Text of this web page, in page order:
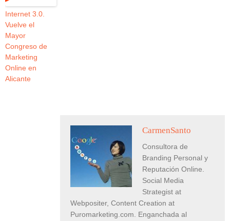
Internet 3.0.
Vuelve el
Mayor
Congreso de
Marketing
Online en
Alicante
CarmenSanto
Consultora de
Branding Personal y
Reputación Online.
Social Media
Strategist at
Webpositer, Content Creation at
Puromarketing.com. Enganchada al